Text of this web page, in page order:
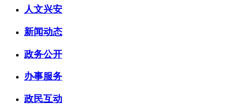
人文兴安
新闻动态
政务公开
办事服务
政民互动